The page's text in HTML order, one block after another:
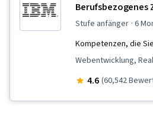
stufe anfänger · 6
Kompetenzen, die
Webentwicklung,
Design, Software-
4.6 (60,542